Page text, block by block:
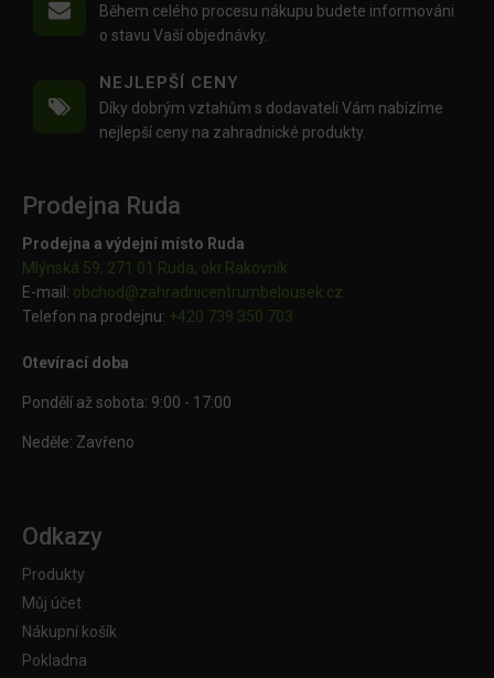
Během celého procesu nákupu budete informováni
o stavu Vaší objednávky.
NEJLEPŠÍ CENY
Díky dobrým vztahům s dodavateli Vám nabízíme
nejlepší ceny na zahradnické produkty.
Prodejna Ruda
Prodejna a výdejní místo Ruda
Mlýnská 59, 271 01 Ruda, okr.Rakovník
E-mail: obchod@zahradnicentrumbelousek.cz
Telefon na prodejnu: +420 739 350 703
Otevírací doba
Pondělí až sobota: 9:00 - 17:00
Neděle: Zavřeno
Odkazy
Produkty
Můj účet
Nákupní košík
Pokladna